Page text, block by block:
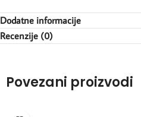
Dodatne informacije
Recenzije (0)
Povezani proizvodi